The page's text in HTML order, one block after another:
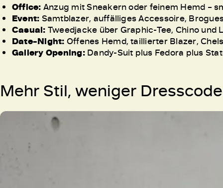
Office: Anzug mit Sneakern oder feinem Hemd –
Event: Samtblazer, auffälliges Accessoire,
Casual: Tweedjacke über Graphic-Tee, Chino
Date-Night: Offenes Hemd, taillierter Blazer,
Gallery Opening:Dandy-Suit plus Fedora plus
Mehr Stil, weniger